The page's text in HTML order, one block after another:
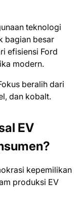
teknologi
bagian besar
efisiensi Ford
modern.
beralih dari
dan kobalt.
EV
kepemilikan
produksi EV